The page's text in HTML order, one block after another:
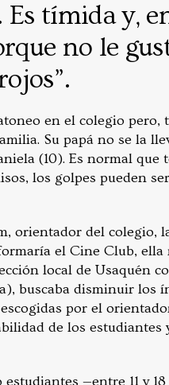
tímida y,
no le
en el colegio pero,
Su papá no se la
(10). Es normal que
los golpes pueden
orientador del colegio,
el Cine Club,
local de Usaquén
buscaba disminuir los
por el
de los estudiantes
—entre 11 y